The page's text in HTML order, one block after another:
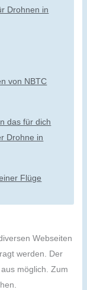
Drohnen in
von NBTC
das für dich
Drohne in
Flüge
Webseiten
werden. Der
möglich. Zum